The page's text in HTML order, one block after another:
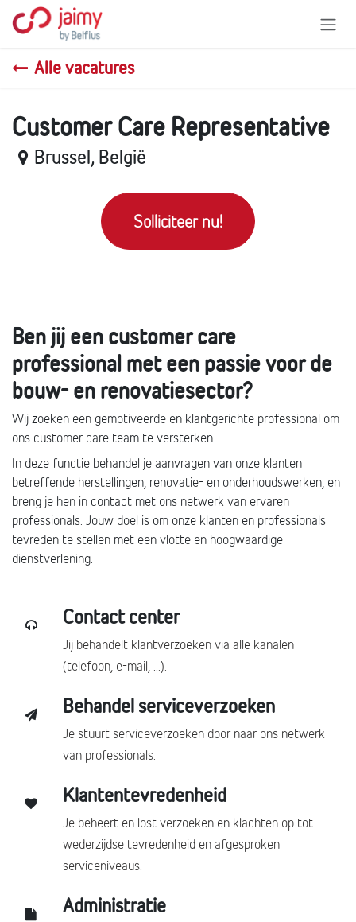
Overslaan naar inhoud
Alle vacatures
Customer Care Representative
Brussel, België
Solliciteer nu!
Ben jij een customer care
professional met een passie voor de
bouw- en renovatiesector?
Wij zoeken een gemotiveerde en klantgerichte professional om
ons customer care team te versterken.
In deze functie behandel je aanvragen van onze klanten
betreffende herstellingen, renovatie- en onderhoudswerken, en
breng je hen in contact met ons netwerk van ervaren
professionals. Jouw doel is om onze klanten en professionals
tevreden te stellen met een vlotte en hoogwaardige
dienstverlening.
Contact center
Jij behandelt klantverzoeken via alle kanalen
(telefoon, e-mail, ...).
Behandel serviceverzoeken
Je stuurt serviceverzoeken door naar ons netwerk
van professionals.
Klantentevredenheid
Je beheert en lost verzoeken en klachten op tot
wederzijdse tevredenheid en afgesproken
serviceniveaus.
Administratie